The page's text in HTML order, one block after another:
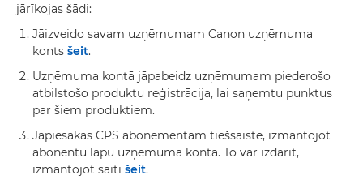
jārīkojas šādi:
Jāizveido savam uzņēmumam Canon uzņēmuma
konts šeit.
Uzņēmuma kontā jāpabeidz uzņēmumam piederošo
atbilstošo produktu reģistrācija, lai saņemtu punktus
par šiem produktiem.
Jāpiesakās CPS abonementam tiešsaistē, izmantojot
abonentu lapu uzņēmuma kontā. To var izdarīt,
izmantojot saiti šeit.